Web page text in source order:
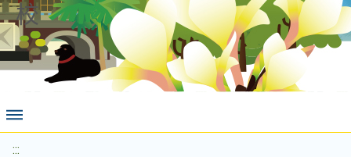
校
:::